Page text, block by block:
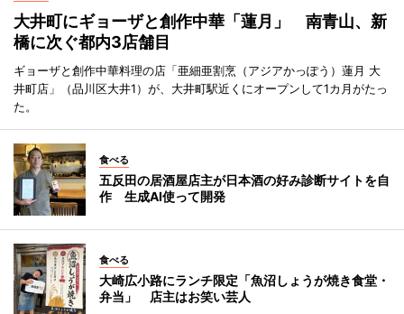
大井町にギョーザと創作中華「蓮月」 南青山、新
橋に次ぐ都内3店舗目
ギョーザと創作中華料理の店「亜細亜割烹（アジアかっぽう）蓮月 大
井町店」（品川区大井1）が、大井町駅近くにオープンして1カ月がたっ
た。
食べる
五反田の居酒屋店主が日本酒の好み診断サイトを自
作 生成AI使って開発
食べる
大崎広小路にランチ限定「魚沼しょうが焼き食堂・
弁当」 店主はお笑い芸人